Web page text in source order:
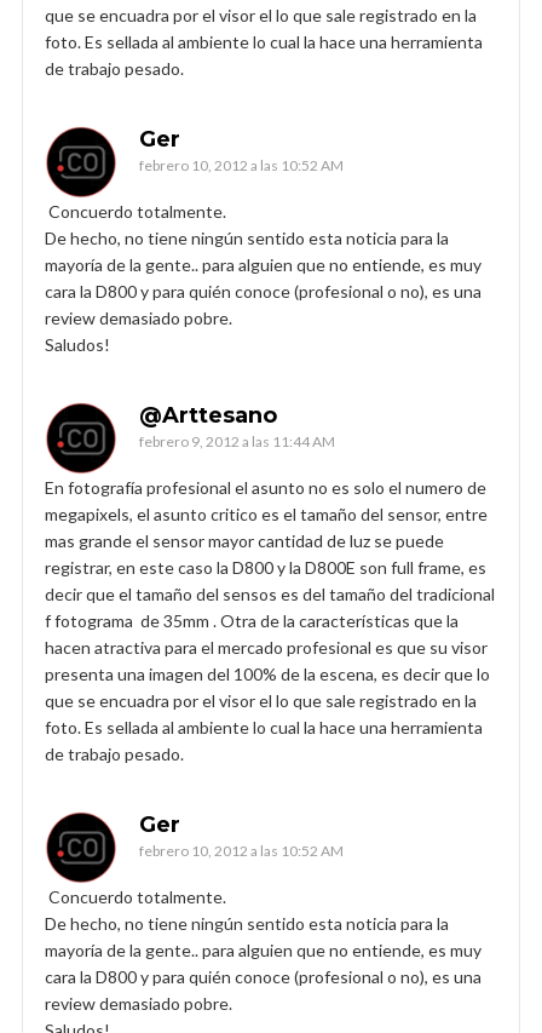
que se encuadra por el visor el lo que sale registrado en la
foto. Es sellada al ambiente lo cual la hace una herramienta
de trabajo pesado.
Ger
febrero 10, 2012 a las 10:52 AM
Concuerdo totalmente.
De hecho, no tiene ningún sentido esta noticia para la
mayoría de la gente.. para alguien que no entiende, es muy
cara la D800 y para quién conoce (profesional o no), es una
review demasiado pobre.
Saludos!
@Arttesano
febrero 9, 2012 a las 11:44 AM
En fotografía profesional el asunto no es solo el numero de
megapixels, el asunto critico es el tamaño del sensor, entre
mas grande el sensor mayor cantidad de luz se puede
registrar, en este caso la D800 y la D800E son full frame, es
decir que el tamaño del sensos es del tamaño del tradicional
f fotograma de 35mm . Otra de la características que la
hacen atractiva para el mercado profesional es que su visor
presenta una imagen del 100% de la escena, es decir que lo
que se encuadra por el visor el lo que sale registrado en la
foto. Es sellada al ambiente lo cual la hace una herramienta
de trabajo pesado.
Ger
febrero 10, 2012 a las 10:52 AM
Concuerdo totalmente.
De hecho, no tiene ningún sentido esta noticia para la
mayoría de la gente.. para alguien que no entiende, es muy
cara la D800 y para quién conoce (profesional o no), es una
review demasiado pobre.